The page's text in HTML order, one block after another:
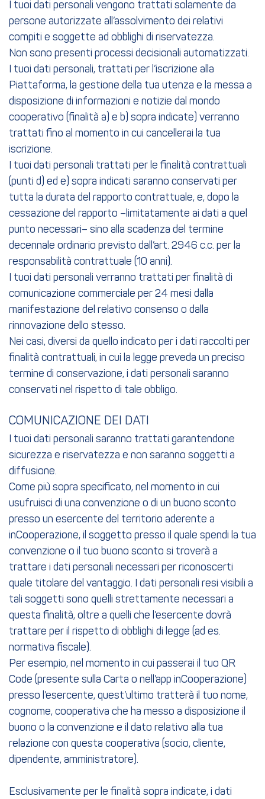
I tuoi dati personali vengono trattati solamente da
persone autorizzate all’assolvimento dei relativi
compiti e soggette ad obblighi di riservatezza.
Non sono presenti processi decisionali automatizzati.
I tuoi dati personali, trattati per l’iscrizione alla
Piattaforma, la gestione della tua utenza e la messa a
disposizione di informazioni e notizie dal mondo
cooperativo (finalità a) e b) sopra indicate) verranno
trattati fino al momento in cui cancellerai la tua
iscrizione.
I tuoi dati personali trattati per le finalità contrattuali
(punti d) ed e) sopra indicati saranno conservati per
tutta la durata del rapporto contrattuale, e, dopo la
cessazione del rapporto –limitatamente ai dati a quel
punto necessari– sino alla scadenza del termine
decennale ordinario previsto dall’art. 2946 c.c. per la
responsabilità contrattuale (10 anni).
I tuoi dati personali verranno trattati per finalità di
comunicazione commerciale per 24 mesi dalla
manifestazione del relativo consenso o dalla
rinnovazione dello stesso.
Nei casi, diversi da quello indicato per i dati raccolti per
finalità contrattuali, in cui la legge preveda un preciso
termine di conservazione, i dati personali saranno
conservati nel rispetto di tale obbligo.
COMUNICAZIONE DEI DATI
I tuoi dati personali saranno trattati garantendone
sicurezza e riservatezza e non saranno soggetti a
diffusione.
Come più sopra specificato, nel momento in cui
usufruisci di una convenzione o di un buono sconto
presso un esercente del territorio aderente a
inCooperazione, il soggetto presso il quale spendi la tua
convenzione o il tuo buono sconto si troverà a
trattare i dati personali necessari per riconoscerti
quale titolare del vantaggio. I dati personali resi visibili a
tali soggetti sono quelli strettamente necessari a
questa finalità, oltre a quelli che l’esercente dovrà
trattare per il rispetto di obblighi di legge (ad es.
normativa fiscale).
Per esempio, nel momento in cui passerai il tuo QR
Code (presente sulla Carta o nell’app inCooperazione)
presso l’esercente, quest’ultimo tratterà il tuo nome,
cognome, cooperativa che ha messo a disposizione il
buono o la convenzione e il dato relativo alla tua
relazione con questa cooperativa (socio, cliente,
dipendente, amministratore).
Esclusivamente per le finalità sopra indicate, i dati